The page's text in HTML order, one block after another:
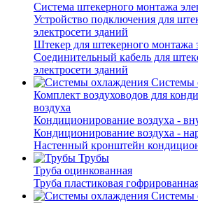
Система штекерного монтажа
Устройство подключения для
электросети зданий
Штекер для штекерного монтажа
Соединительный кабель для
электросети зданий
Системы
Комплект воздуховодов для
воздуха
Кондиционирование воздуха -
Кондиционирование воздуха -
Настенный кронштейн
Трубы
Труба оцинкованная
Труба пластиковая
Системы